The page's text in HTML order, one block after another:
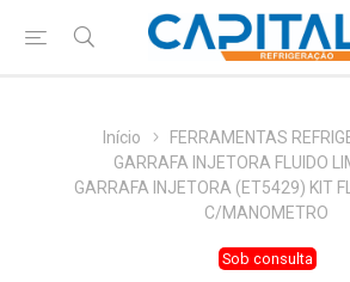
Início
FERRAMENTAS
GARRAFA INJETORA FLUIDO
GARRAFA INJETORA (ET5429) KIT
C/MANOMETRO
Sob consulta